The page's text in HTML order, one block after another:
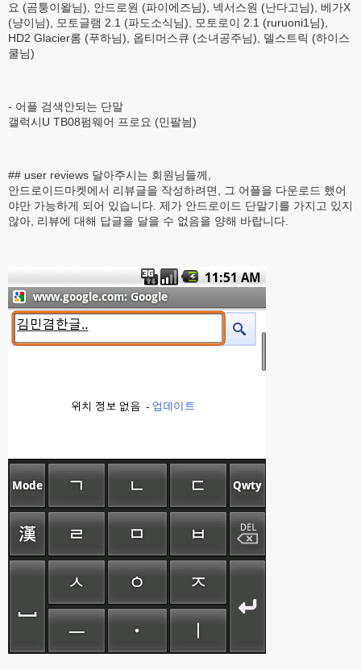
요 (곰퉁이왈님), 안드로원 (파이에즈님), 넥서스원 (난다고님), 베가X
(냥이님), 모토글램 2.1 (파도소식님), 모토로이 2.1 (ruruoni1님),
HD2 Glacier롬 (푸하님), 옵티머스큐 (소녀공주님), 델스트릭 (하이스
쿨님)
- 어플 검색안되는 단말
갤럭시U TB08펌웨어 프로요 (민팔늼)
## user reviews 달아주시는 회원님들께,
안드로이드마켓에서 리뷰글을 작성하려면, 그 어플을 다운로드 했어
야만 가능하게 되어 있습니다. 제가 안드로이드 단말기를 가지고 있지
않아, 리뷰에 대해 답글을 달을 수 없음을 양해 바랍니다.